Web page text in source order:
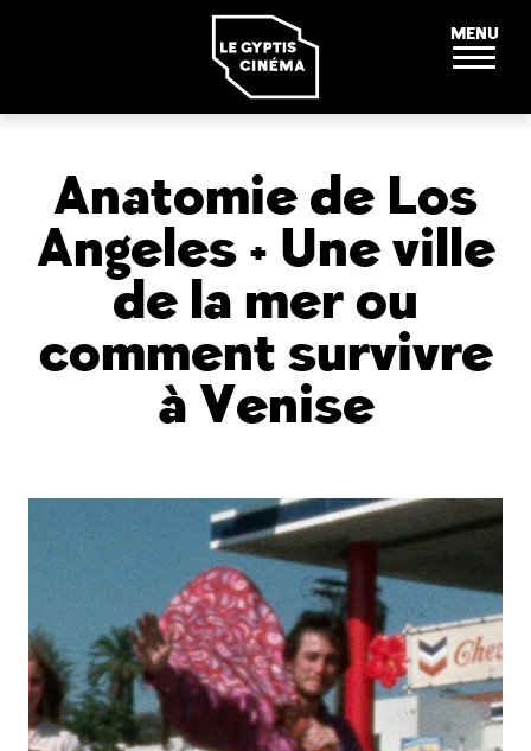
MENU
Anatomie de Los
Angeles + Une ville
de la mer ou
comment survivre
à Venise
Panneau de gestion des cookies